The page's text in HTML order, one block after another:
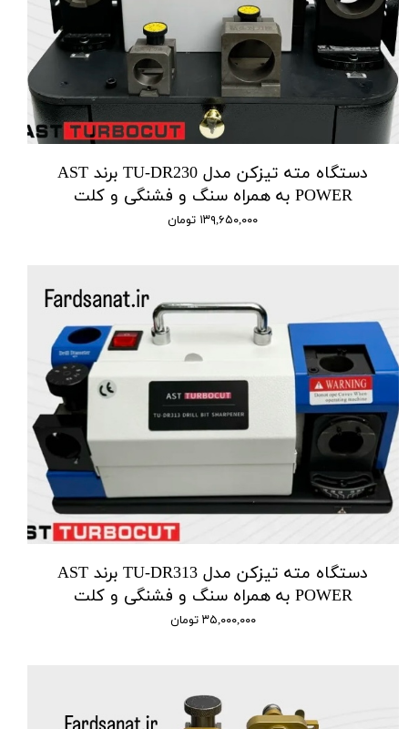
دستگاه مته تیزکن مدل TU-DR230 برند AST
POWER به همراه سنگ و فشنگی و کلت
۱۳۹,۶۵۰,۰۰۰ تومان
دستگاه مته تیزکن مدل TU-DR313 برند AST
POWER به همراه سنگ و فشنگی و کلت
۳۵,۰۰۰,۰۰۰ تومان